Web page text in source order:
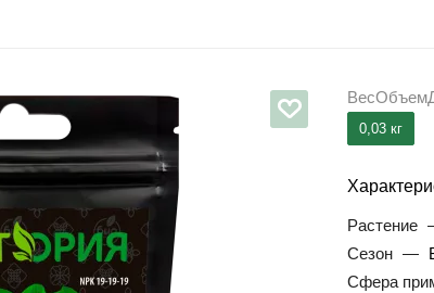
0,03 кг
Растение
Сезон —
Сфера